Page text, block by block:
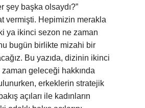
şey başka olsaydı?”
vermişti. Hepimizin merakla
ya ikinci sezon ne zaman
bugün birlikte mizahi bir
Bu yazıda, dizinin ikinci
geleceği hakkında
erkeklerin stratejik
açıları ile kadınların